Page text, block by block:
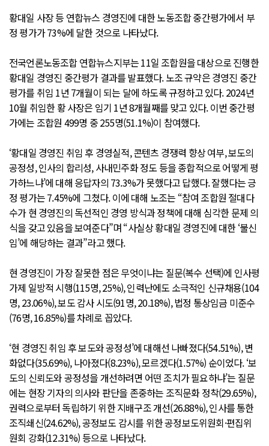
황대일 사장 등 연합뉴스 경영진에 대한 노동조합 중간평가에서 부
정 평가가 73%에 달한 것으로 나타났다.
전국언론노동조합 연합뉴스지부는 11일 조합원을 대상으로 진행한
황대일 경영진 중간평가 결과를 발표했다. 노조 규약은 경영진 중간
평가를 취임 1년 7개월이 되는 달에 하도록 규정하고 있다. 2024년
10월 취임한 황 사장은 임기 1년 8개월째를 맞고 있다. 이번 중간평
가에는 조합원 499명 중 255명(51.1%)이 참여했다.
‘황대일 경영진 취임 후 경영실적, 콘텐츠 경쟁력 향상 여부, 보도의
공정성, 인사의 합리성, 사내민주화 정도 등을 종합적으로 어떻게 평
가하느냐’에 대해 응답자의 73.3%가 못했다고 답했다. 잘했다는 긍
정 평가는 7.45%에 그쳤다. 이에 대해 노조는 “참여 조합원 절대다
수가 현 경영진의 독선적인 경영 방식과 정책에 대해 심각한 문제 의
식을 갖고 있음을 보여준다”며 “사실상 황대일 경영진에 대한 ‘불신
임’에 해당하는 결과”라고 했다.
현 경영진이 가장 잘못한 점은 무엇이냐는 질문(복수 선택)에 인사평
가제 일방적 시행(115명, 25%), 인력난에도 소극적인 신규채용(104
명, 23.06%), 보도 감사 시도(91명, 20.18%), 법정 통상임금 미준수
(76명, 16.85%)를 차례로 꼽았다.
‘현 경영진 취임 후 보도와 공정성’에 대해선 나빠졌다(54.51%), 변
화없다(35.69%), 나아졌다(8.23%), 모르겠다(1.57%) 순이었다. ‘보
도의 신뢰도와 공정성을 개선하려면 어떤 조치가 필요하냐’는 질문
에는 현장 기자의 의사와 판단을 존중하는 조직문화 정착(29.65%),
권력으로부터 독립하기 위한 지배구조 개선(26.88%), 인사를 통한
조직쇄신(24.62%), 공정보도 감시를 위한 공정보도위원회·편집위
원회 강화(12.31%) 등으로 나타났다.